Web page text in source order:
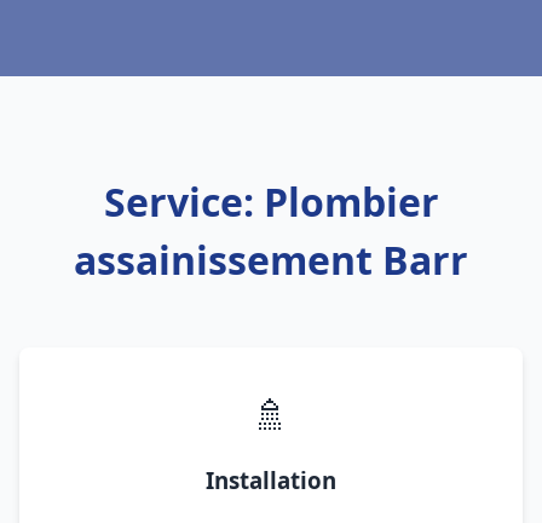
Service: Plombier
assainissement Barr
🚿
Installation